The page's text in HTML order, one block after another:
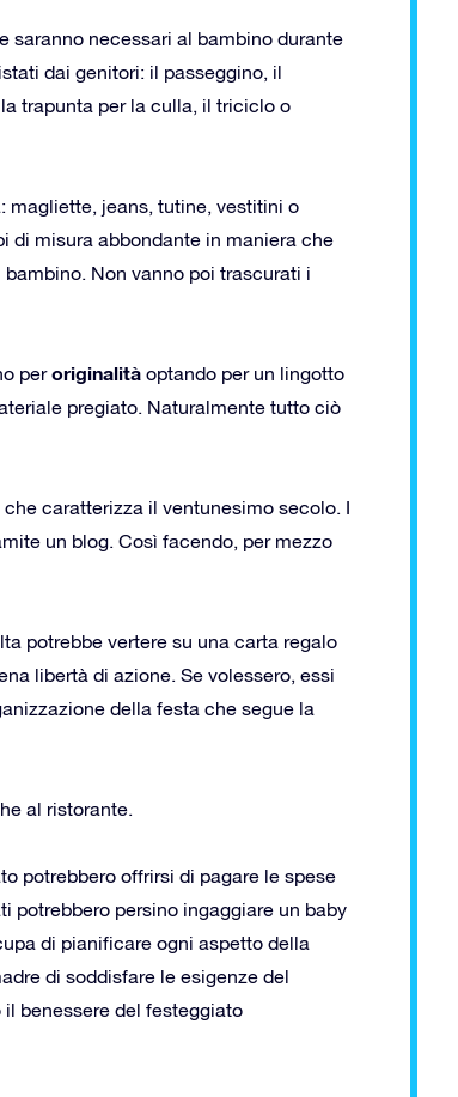
saranno necessari al bambino durante
dai genitori: il passeggino, il
trapunta per la culla, il triciclo o
magliette, jeans, tutine, vestitini o
di misura abbondante in maniera che
Non vanno poi trascurati i
peroriginalità optando per un lingotto
pregiato. Naturalmente tutto ciò
che caratterizza il ventunesimo secolo. I
un blog. Così facendo, per mezzo
potrebbe vertere su una carta regalo
libertà di azione. Se volessero, essi
della festa che segue la
al ristorante.
potrebbero offrirsi di pagare le spese
potrebbero persino ingaggiare un baby
di pianificare ogni aspetto della
di soddisfare le esigenze del
benessere del festeggiato